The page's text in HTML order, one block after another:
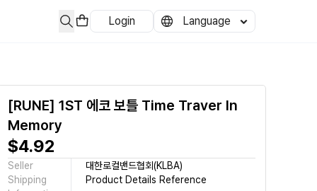
Login Language
[RUNE] 1ST 에코 보틀 Time Traver In
Memory
$4.92
Seller
대한로컬밴드협회(KLBA)
Shipping
Product Details Reference